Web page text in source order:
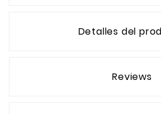
Detalles del
Reviews